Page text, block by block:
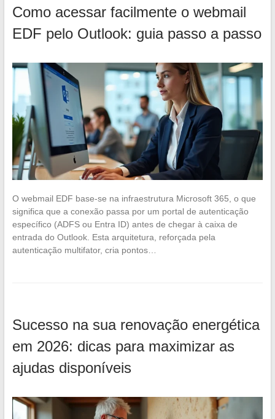
Como acessar facilmente o webmail
EDF pelo Outlook: guia passo a passo
O webmail EDF base-se na infraestrutura Microsoft 365, o que
significa que a conexão passa por um portal de autenticação
específico (ADFS ou Entra ID) antes de chegar à caixa de
entrada do Outlook. Esta arquitetura, reforçada pela
autenticação multifator, cria pontos…
Sucesso na sua renovação energética
em 2026: dicas para maximizar as
ajudas disponíveis